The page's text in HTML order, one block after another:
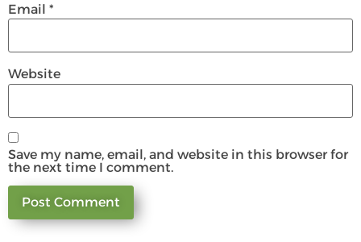
Email *
Website
Save my name, email, and website in this browser for
the next time I comment.